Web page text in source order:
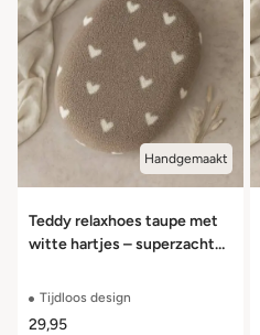
Handgemaakt
Teddy relaxhoes taupe met
witte hartjes – superzachte
Tijdloos design
29,95